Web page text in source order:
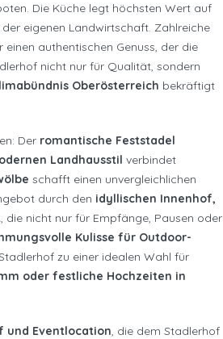
Die Küche legt höchsten Wert auf
eigenen Landwirtschaft. Zahlreiche
einen authentischen Genuss, der die
nicht nur für Qualität, sondern
Oberösterreich bekräftigt
Der romantische Feststadel
Landhausstil verbindet
schafft einen unvergleichlichen
durch den idyllischen Innenhof,
, die nicht nur für Empfänge, Pausen oder
Kulisse für Outdoor-
zu einer idealen Wahl für
oder festliche Hochzeiten in
und Eventlocation, die dem Stadlerhof